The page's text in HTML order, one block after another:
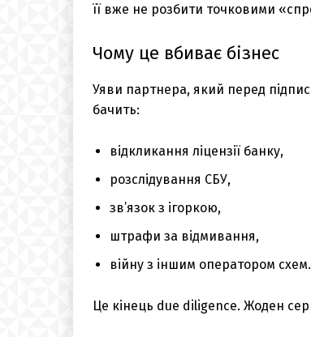
її вже не розбити точковими
Чому це вбиває бізнес
Уяви партнера, який перед
бачить:
відкликання ліцензії банку,
розслідування СБУ,
зв’язок з ігоркою,
штрафи за відмивання,
війну з іншим оператором схем.
Це кінець due diligence. Жоден